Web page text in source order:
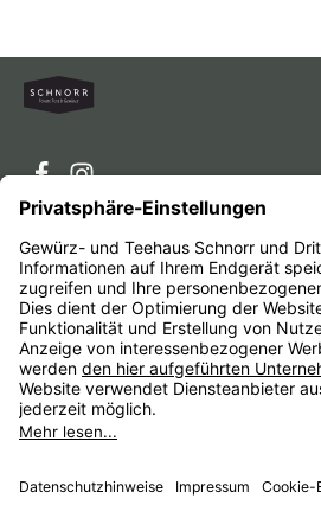
Service-Hotline
Service
Unternehmen
Alle Preise inkl. gesetzl.
anders